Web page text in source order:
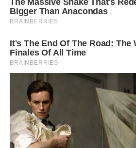
І веснянкуватий хлопчик повис у неї
Іванівна, Олена розгублено усміхалася:
– Значить, доля.
Додому вона йшла з Ілюшою-
тепло його міцної долоні, і на душі
Він чіпко, немов боячись загубитися,
сипав:
– А ти на заводі працюєш? .. А
є? .. Ну, нічого, будемо жити вдвох …
навчуся. Тоді ти підеш з роботи, а я